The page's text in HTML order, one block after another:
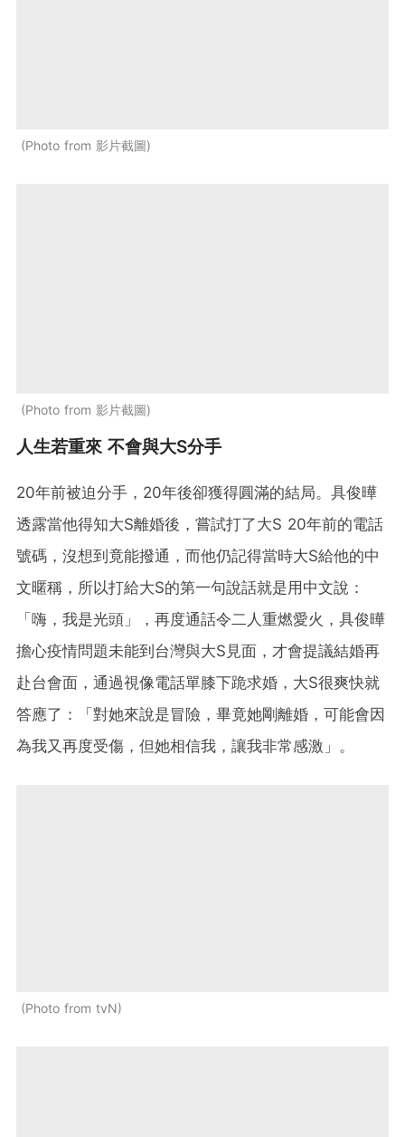
Photo from 影片截圖
Photo from 影片截圖
人生若重來 不會與大S分手
20年前被迫分手，20年後卻獲得圓滿的結局。具俊曄
透露當他得知大S離婚後，嘗試打了大S 20年前的電話
號碼，沒想到竟能撥通，而他仍記得當時大S給他的中
文暱稱，所以打給大S的第一句說話就是用中文說：
「嗨，我是光頭」，再度通話令二人重燃愛火，具俊曄
擔心疫情問題未能到台灣與大S見面，才會提議結婚再
赴台會面，通過視像電話單膝下跪求婚，大S很爽快就
答應了：「對她來說是冒險，畢竟她剛離婚，可能會因
為我又再度受傷，但她相信我，讓我非常感激」。
Photo from tvN